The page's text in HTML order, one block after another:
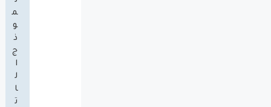
م
و
ذ
ج
ا
ل
ا
ت